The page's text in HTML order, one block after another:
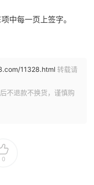
每一页上签字。
11328.html 转载请
不退款不换货，谨慎购
0